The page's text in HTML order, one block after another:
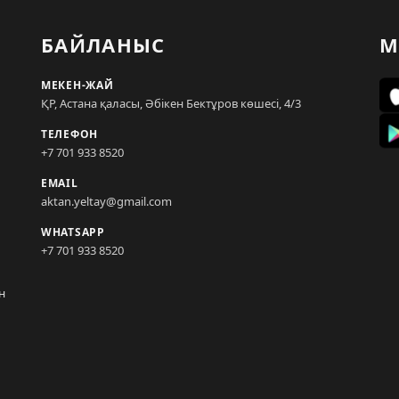
БАЙЛАНЫС
МЕКЕН-ЖАЙ
ҚР, Астана қаласы, Әбікен Бектұров көшесі, 4/3
ТЕЛЕФОН
+7 701 933 8520
EMAIL
aktan.yeltay@gmail.com
WHATSAPP
+7 701 933 8520